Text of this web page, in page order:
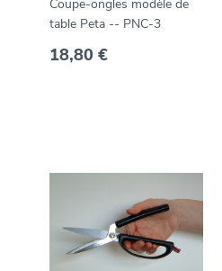
Coupe-ongles modèle de
table Peta -- PNC-3
18,80 €